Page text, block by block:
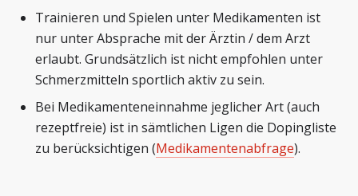
Trainieren und Spielen unter Medikamenten ist
nur unter Absprache mit der Ärztin / dem Arzt
erlaubt. Grundsätzlich ist nicht empfohlen unter
Schmerzmitteln sportlich aktiv zu sein.
Bei Medikamenteneinnahme jeglicher Art (auch
rezeptfreie) ist in sämtlichen Ligen die Dopingliste
zu berücksichtigen (Medikamentenabfrage).